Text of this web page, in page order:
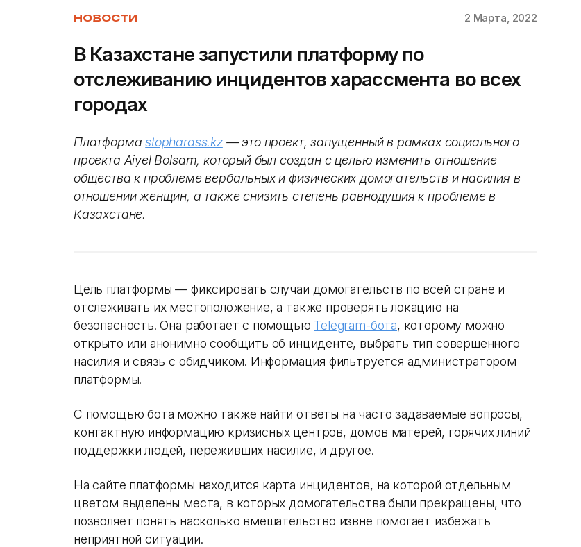
НОВОСТИ 2 Марта, 2022
В Казахстане запустили платформу по
отслеживанию инцидентов харассмента во всех
городах
Платформаstopharass.kz— это проект, запущенный в рамках социального
проекта Aiyel Bolsam, который был создан с целью изменить отношение
общества к проблеме вербальных и физических домогательств и насилия в
отношении женщин, а также снизить степень равнодушия к проблеме в
Казахстане.
Цель платформы — фиксировать случаи домогательств по всей стране и
отслеживать их местоположение, а также проверять локацию на
безопасность. Она работает с помощью Telegram-бота, которому можно
открыто или анонимно сообщить об инциденте, выбрать тип совершенного
насилия и связь с обидчиком. Информация фильтруется администратором
платформы.
С помощью бота можно также найти ответы на часто задаваемые вопросы,
контактную информацию кризисных центров, домов матерей, горячих линий
поддержки людей, переживших насилие, и другое.
На сайте платформы находится карта инцидентов, на которой отдельным
цветом выделены места, в которых домогательства были прекращены, что
позволяет понять насколько вмешательство извне помогает избежать
неприятной ситуации.